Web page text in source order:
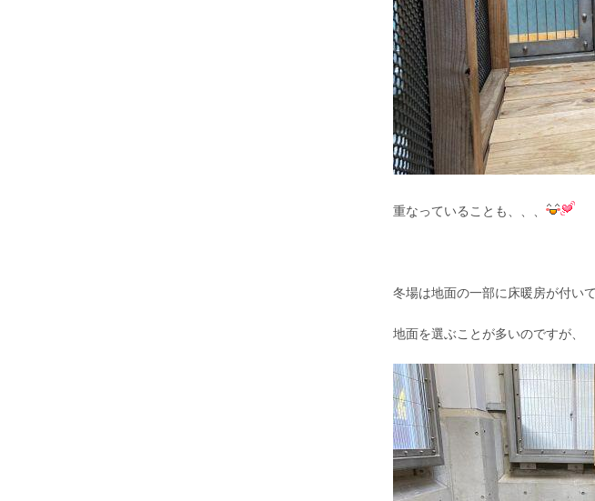
重なっていることも、、、
冬場は地面の一部に床暖房が付い
地面を選ぶことが多いのですが、